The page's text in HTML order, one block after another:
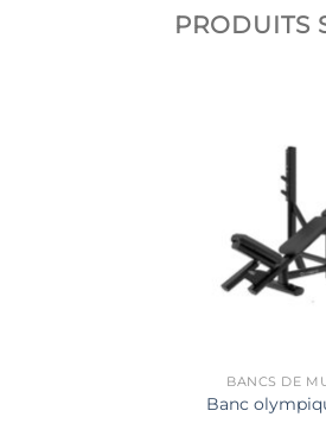
PRODUITS
BANCS DE
Banc